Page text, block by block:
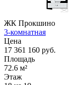
ЖК Прокшино
3-комнатная
Цена
17 361 160 руб.
Площадь
72.6 м²
Этаж